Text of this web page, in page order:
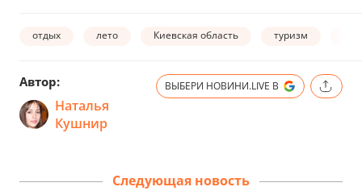
отдых лето Киевская область туризм
Автор:
Наталья
Кушнир
ВЫБЕРИ НОВИНИ.LIVE В
Следующая новость